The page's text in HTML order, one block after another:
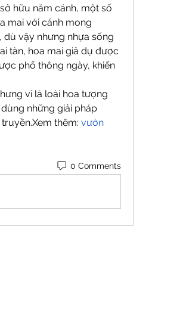
hữu năm cánh, một số
mai với cánh mong
dù vậy nhưng nhựa sống
tàn, hoa mai giả dụ được
phổ thông ngày, khiến
vì là loài hoa tượng
những giải pháp
thêm: vườn
0 Comments